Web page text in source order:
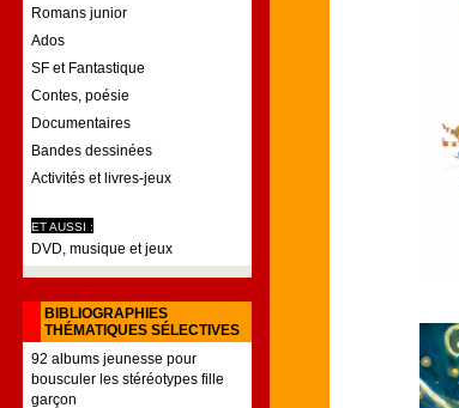
Romans junior
Ados
SF et Fantastique
Contes, poésie
Documentaires
Bandes dessinées
Activités et livres-jeux
ET AUSSI :
DVD, musique et jeux
BIBLIOGRAPHIES
THÉMATIQUES SÉLECTIVES
92 albums jeunesse pour
bousculer les stéréotypes fille
garçon